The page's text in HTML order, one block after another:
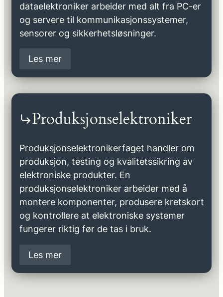
dataelektroniker arbeider med alt fra PC-er
og servere til kommunikasjonssystemer,
sensorer og sikkerhetsløsninger.
Les mer
Produksjonselektroniker
Produksjonselektronikerfaget handler om
produksjon, testing og kvalitetssikring av
elektroniske produkter. En
produksjonselektroniker arbeider med å
montere komponenter, produsere kretskort
og kontrollere at elektroniske systemer
fungerer riktig før de tas i bruk.
Les mer